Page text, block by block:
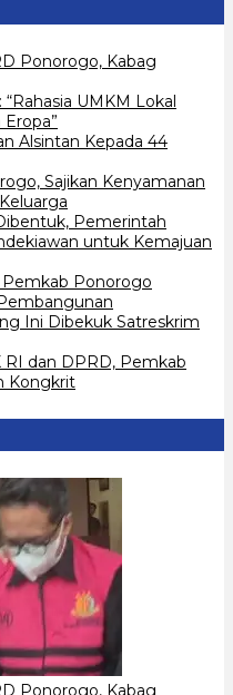
Ponorogo, Kabag
UMKM Lokal
Alsintan Kepada 44
Sajikan Kenyamanan
Pemerintah
untuk Kemajuan
Pemkab Ponorogo
Ini Dibekuk Satreskrim
dan DPRD, Pemkab
Kongkrit
Ponorogo, Kabag